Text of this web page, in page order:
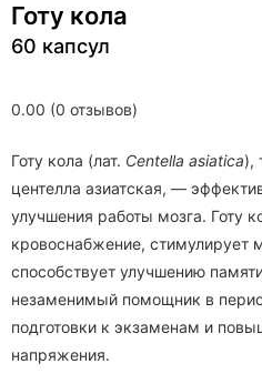
0.00 (0 отзывов)
Готу кола
60 капсул
Готу кола (лат. Centella asiatica),
центелла азиатская, —
улучшения работы мозга. Готу
кровоснабжение, стимулирует
способствует улучшению
незаменимый помощник в
подготовки к экзаменам и
напряжения.